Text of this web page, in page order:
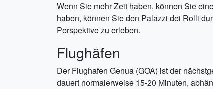
Wenn Sie mehr Zeit haben, können Sie
haben, können Sie den Palazzi dei Rolli
Perspektive zu erleben.
Flughäfen
Der Flughafen Genua (GOA) ist der
dauert normalerweise 15-20 Minuten,